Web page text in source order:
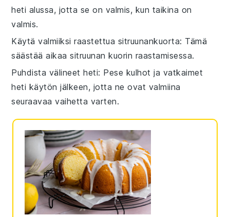
heti alussa, jotta se on valmis, kun taikina on
valmis.
Käytä valmiiksi raastettua sitruunankuorta: Tämä
säästää aikaasitruunan kuorin raastamisessa.
Puhdista välineet heti: Pese kulhot ja vatkaimet
heti käytön jälkeen, jotta ne ovat valmiina
seuraavaa vaihetta varten.